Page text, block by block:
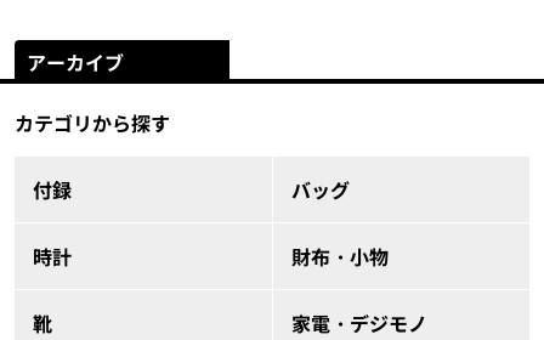
アーカイブ
カテゴリから探す
付録 バッグ
時計 財布・小物
靴 家電・デジモノ